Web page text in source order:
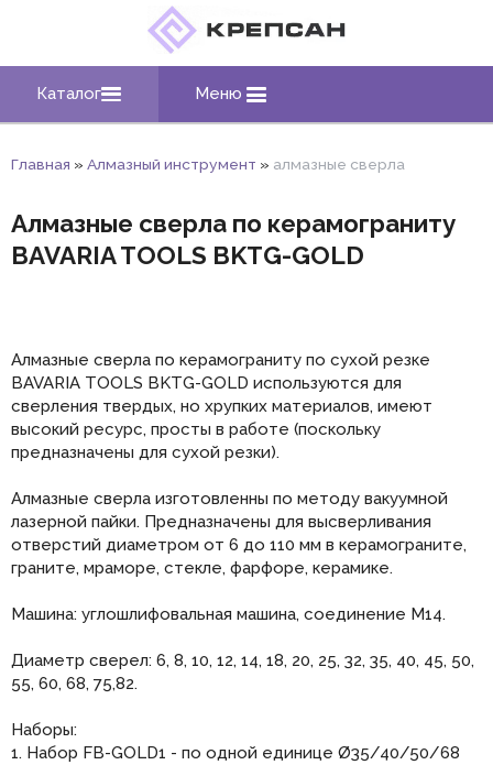
Каталог Меню
Главная » Алмазный инструмент » алмазные сверла
Алмазные сверла по керамограниту
BAVARIA TOOLS BKTG-GOLD
Алмазные сверла по керамограниту по сухой резке
BAVARIA TOOLS BKTG-GOLD используются для
сверления твердых, но хрупких материалов, имеют
высокий ресурс, просты в работе (поскольку
предназначены для сухой резки).
Алмазные сверла изготовленны по методу вакуумной
лазерной пайки. Предназначены для высверливания
отверстий диаметром от 6 до 110 мм в керамограните,
граните, мраморе, стекле, фарфоре, керамике.
Машина: углошлифовальная машина, соединение М14.
Диаметр сверел: 6, 8, 10, 12, 14, 18, 20, 25, 32, 35, 40, 45, 50,
55, 60, 68, 75,82.
Наборы:
1. Набор FB-GOLD1 - по одной единице Ø35/40/50/68